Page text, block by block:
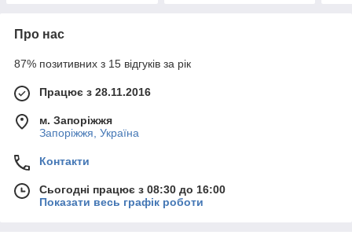
Про нас
87% позитивних з 15 відгуків за рік
Працює з 28.11.2016
м. Запоріжжя
Запоріжжя, Україна
Контакти
Сьогодні працює з 08:30 до 16:00
Показати весь графік роботи